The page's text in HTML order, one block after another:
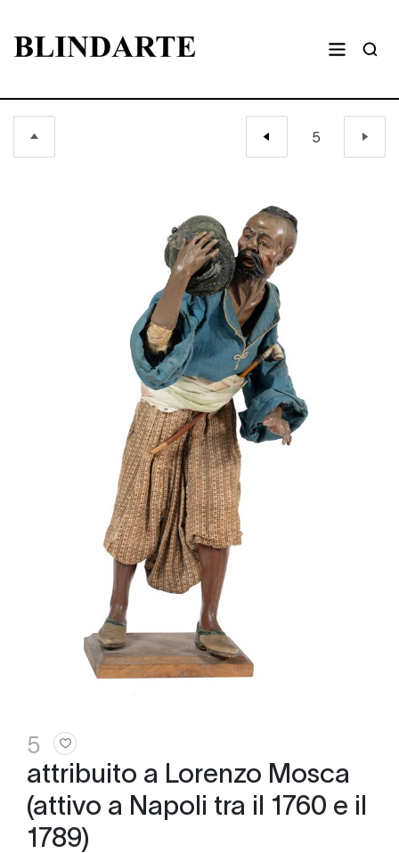
5
attribuito a Lorenzo Mosca
(attivo a Napoli tra il 1760 e il
1789)